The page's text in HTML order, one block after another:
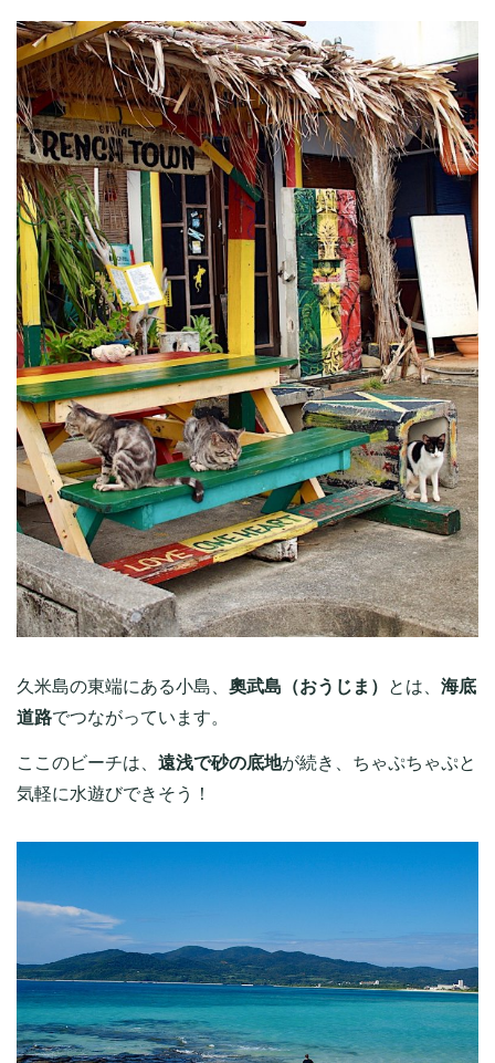
久米島の東端にある小島、 奧武島（おうじま） とは、 海底
道路でつながっています。
ここのビーチは、 遠浅で砂の底地が続き、ちゃぷちゃぷと
気軽に水遊びできそう！